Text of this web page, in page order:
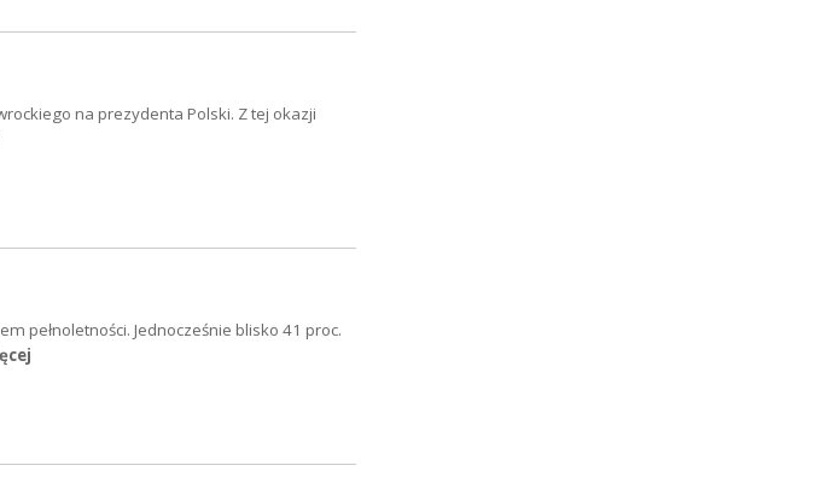
na prezydenta Polski. Z tej okazji
pełnoletności. Jednocześnie blisko 41 proc.